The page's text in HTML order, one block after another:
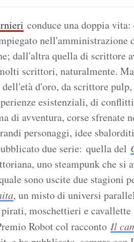
conduce una doppia
nell'amministrazione
dall'altra quella di scrittore
scrittori, naturalmente.
d'oro, da scrittore
esistenziali, di
di avventura, corse sfrenate
personaggi, idee
due serie: quella del
uno steampunk che si
sono uscite due stagioni
, un misto di universi
moschettieri e
Robot col racconto Il